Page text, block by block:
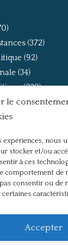
le
expériences, nous
stocker et/ou
à ces
comportement de
consentir ou
Accepter
(372)
(92)
(34)
(238)
et la
intelligentsia,